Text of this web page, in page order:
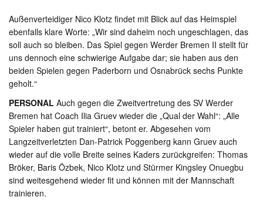
Außenverteidiger Nico Klotz findet mit Blick auf das Heimspiel
ebenfalls klare Worte: „Wir sind daheim noch ungeschlagen, das
soll auch so bleiben. Das Spiel gegen Werder Bremen II stellt für
uns dennoch eine schwierige Aufgabe dar; sie haben aus den
beiden Spielen gegen Paderborn und Osnabrück sechs Punkte
geholt.“
PERSONAL Auch gegen die Zweitvertretung des SV Werder
Bremen hat Coach Ilia Gruev wieder die „Qual der Wahl“: „Alle
Spieler haben gut trainiert“, betont er. Abgesehen vom
Langzeitverletzten Dan-Patrick Poggenberg kann Gruev auch
wieder auf die volle Breite seines Kaders zurückgreifen: Thomas
Bröker, Baris Özbek, Nico Klotz und Stürmer Kingsley Onuegbu
sind weitesgehend wieder fit und können mit der Mannschaft
trainieren.